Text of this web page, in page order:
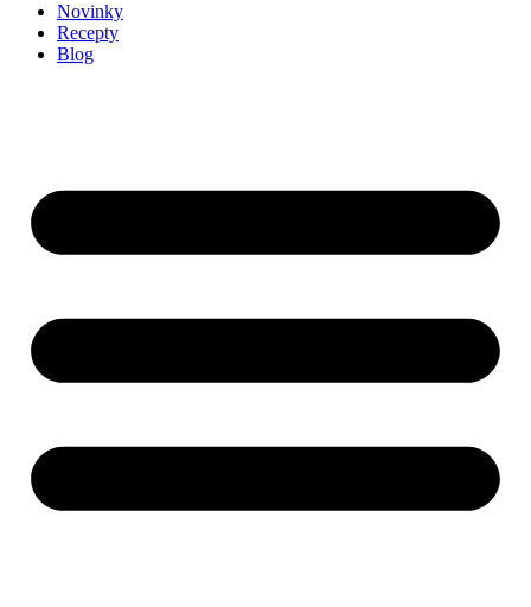
Novinky
Recepty
Blog